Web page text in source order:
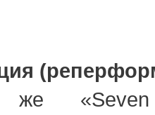
же «Seven